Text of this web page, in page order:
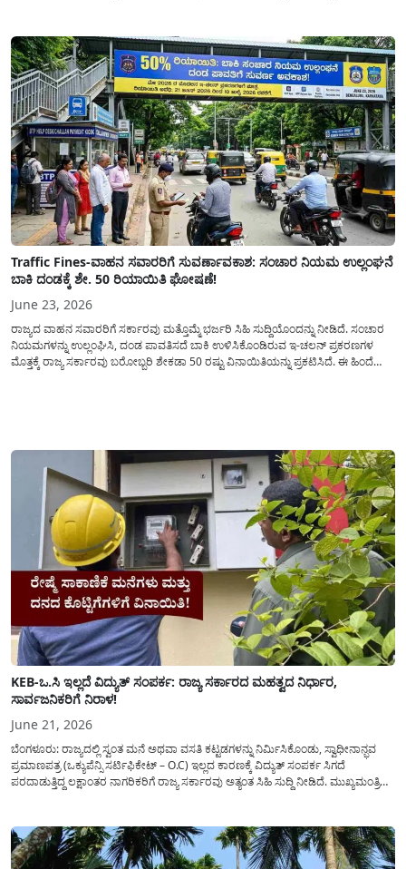
Traffic Fines-ವಾಹನ ಸವಾರರಿಗೆ ಸುವರ್ಣಾವಕಾಶ: ಸಂಚಾರ ನಿಯಮ ಉಲ್ಲಂಘನೆ
ಬಾಕಿ ದಂಡಕ್ಕೆ ಶೇ. 50 ರಿಯಾಯಿತಿ ಘೋಷಣೆ!
June 23, 2026
ರಾಜ್ಯದ ವಾಹನ ಸವಾರರಿಗೆ ಸರ್ಕಾರವು ಮತ್ತೊಮ್ಮೆ ಭರ್ಜರಿ ಸಿಹಿ ಸುದ್ದಿಯೊಂದನ್ನು ನೀಡಿದೆ. ಸಂಚಾರ
ನಿಯಮಗಳನ್ನು ಉಲ್ಲಂಘಿಸಿ, ದಂಡ ಪಾವತಿಸದೆ ಬಾಕಿ ಉಳಿಸಿಕೊಂಡಿರುವ ಇ-ಚಲನ್ ಪ್ರಕರಣಗಳ
ಮೊತ್ತಕ್ಕೆ ರಾಜ್ಯ ಸರ್ಕಾರವು ಬರೋಬ್ಬರಿ ಶೇಕಡಾ 50 ರಷ್ಟು ವಿನಾಯಿತಿಯನ್ನು ಪ್ರಕಟಿಸಿದೆ. ಈ ಹಿಂದೆ
KEB-ಒ.ಸಿ ಇಲ್ಲದೆ ವಿದ್ಯುತ್ ಸಂಪರ್ಕ: ರಾಜ್ಯ ಸರ್ಕಾರದ ಮಹತ್ವದ ನಿರ್ಧಾರ,
ಸಾರ್ವಜನಿಕರಿಗೆ ನಿರಾಳ!
June 21, 2026
ಬೆಂಗಳೂರು: ರಾಜ್ಯದಲ್ಲಿ ಸ್ವಂತ ಮನೆ ಅಥವಾ ವಸತಿ ಕಟ್ಟಡಗಳನ್ನು ನಿರ್ಮಿಸಿಕೊಂಡು, ಸ್ವಾಧೀನಾನ್ಭವ
ಪ್ರಮಾಣಪತ್ರ (ಒಕ್ಯುಪೆನ್ಸಿ ಸರ್ಟಿಫಿಕೇಟ್ – O.C) ಇಲ್ಲದ ಕಾರಣಕ್ಕೆ ವಿದ್ಯುತ್ ಸಂಪರ್ಕ ಸಿಗದೆ
ಪರದಾಡುತ್ತಿದ್ದ ಲಕ್ಷಾಂತರ ನಾಗರಿಕರಿಗೆ ರಾಜ್ಯ ಸರ್ಕಾರವು ಅತ್ಯಂತ ಸಿಹಿ ಸುದ್ದಿ ನೀಡಿದೆ. ಮುಖ್ಯಮಂತ್ರಿ